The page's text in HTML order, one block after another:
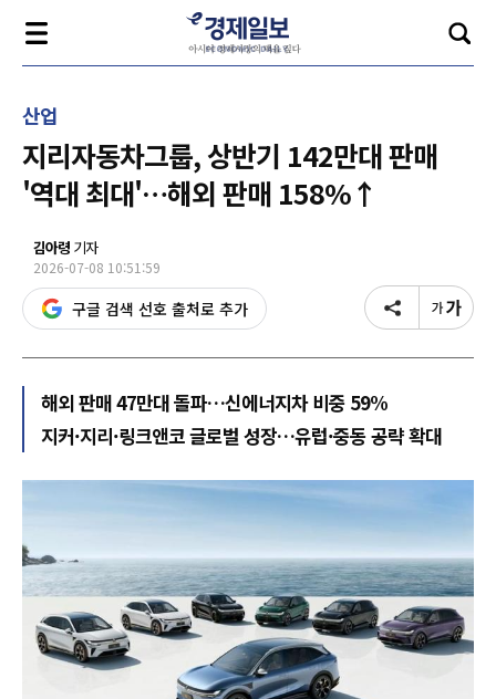
산업
지리자동차그룹, 상반기 142만대 판매
'역대 최대'…해외 판매 158%↑
김아령 기자
2026-07-08 10:51:59
구글 검색 선호 출처로 추가
해외 판매 47만대 돌파…신에너지차 비중 59%
지커·지리·링크앤코 글로벌 성장…유럽·중동 공략 확대